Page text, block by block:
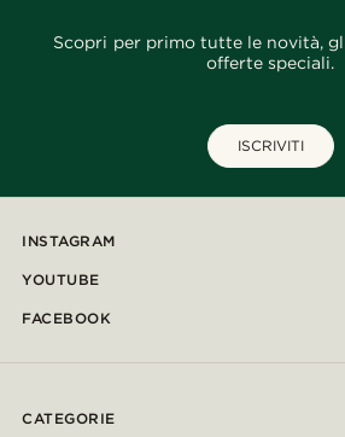
Scopri per primo tutte le novità,
offerte speciali.
ISCRIVITI
INSTAGRAM
YOUTUBE
FACEBOOK
CATEGORIE